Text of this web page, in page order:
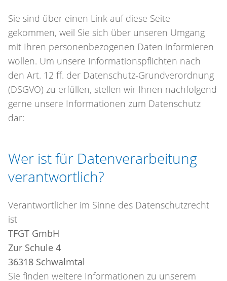
Sie sind über einen Link auf diese Seite
gekommen, weil Sie sich über unseren Umgang
mit Ihren personenbezogenen Daten informieren
wollen. Um unsere Informationspflichten nach
den Art. 12 ff. der Datenschutz-Grundverordnung
(DSGVO) zu erfüllen, stellen wir Ihnen nachfolgend
gerne unsere Informationen zum Datenschutz
dar:
Wer ist für Datenverarbeitung
verantwortlich?
Verantwortlicher im Sinne des Datenschutzrecht
ist
TFGT GmbH
Zur Schule 4
36318 Schwalmtal
Sie finden weitere Informationen zu unserem